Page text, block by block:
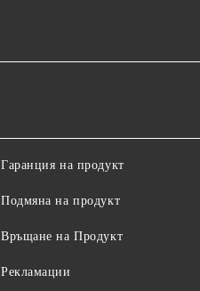
Гаранция на продукт
Подмяна на продукт
Връщане на Продукт
Рекламации